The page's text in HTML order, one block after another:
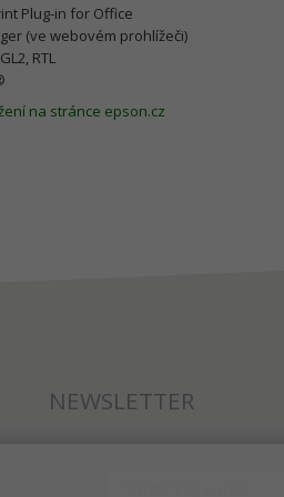
Plug-in for Office
(ve webovém prohlížeči)
RTL
na stránce epson.cz
NEWSLETTER